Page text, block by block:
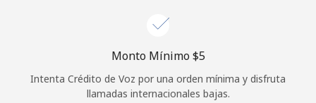
Continuar con
Monto Mínimo ⁦$5⁩
Intenta Crédito de Voz por una orden mínima y disfruta
llamadas internacionales bajas.